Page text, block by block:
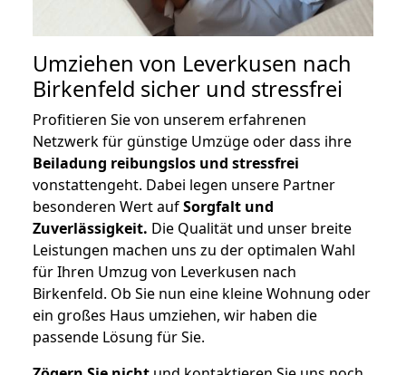
Umziehen von Leverkusen nach
Birkenfeld sicher und stressfrei
Profitieren Sie von unserem erfahrenen
Netzwerk für günstige Umzüge oder dass ihre
Beiladung reibungslos und stressfrei
vonstattengeht. Dabei legen unsere Partner
besonderen Wert aufSorgfalt und
Zuverlässigkeit. Die Qualität und unser breite
Leistungen machen uns zu der optimalen Wahl
für Ihren Umzug von Leverkusen nach
Birkenfeld. Ob Sie nun eine kleine Wohnung oder
ein großes Haus umziehen, wir haben die
passende Lösung für Sie.